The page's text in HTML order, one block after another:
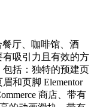
餐厅、咖啡馆、酒
吸引力且有效的方
括：独特的预建页
和页脚 Elementor
商店、带有